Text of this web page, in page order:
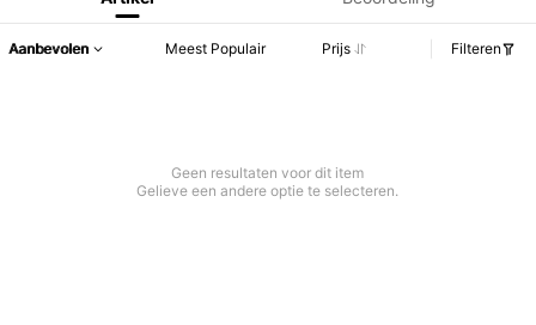
Aanbevolen Meest Populair Prijs Filteren
Geen resultaten voor dit item
Gelieve een andere optie te selecteren.